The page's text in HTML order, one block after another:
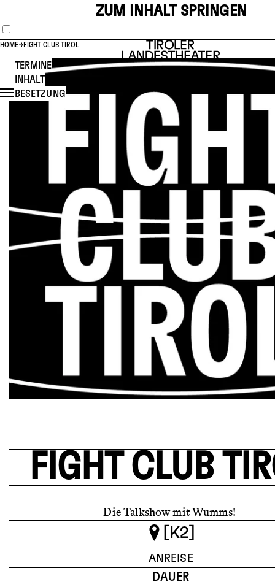
ZUM INHALT SPRINGEN
HOME FIGHT CLUB TIROL
TERMINE
INHALT
BESETZUNG
FIGHT CLUB
Die Talkshow mit Wumms!
[K2]
ANREISE
DAUER